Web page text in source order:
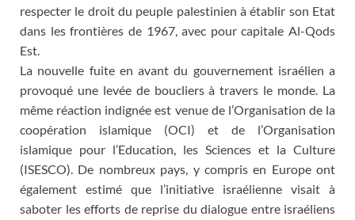
respecter le droit du peuple palestinien à établir son Etat
dans les frontières de 1967, avec pour capitale Al-Qods
Est.
La nouvelle fuite en avant du gouvernement israélien a
provoqué une levée de boucliers à travers le monde. La
même réaction indignée est venue de l’Organisation de la
coopération islamique (OCI) et de l’Organisation
islamique pour l’Education, les Sciences et la Culture
(ISESCO). De nombreux pays, y compris en Europe ont
également estimé que l’initiative israélienne visait à
saboter les efforts de reprise du dialogue entre israéliens